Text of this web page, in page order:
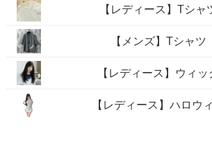
【レディース】Tシャ
【メンズ】Tシャツ
【レディース】ウィッ
【レディース】ハロウ